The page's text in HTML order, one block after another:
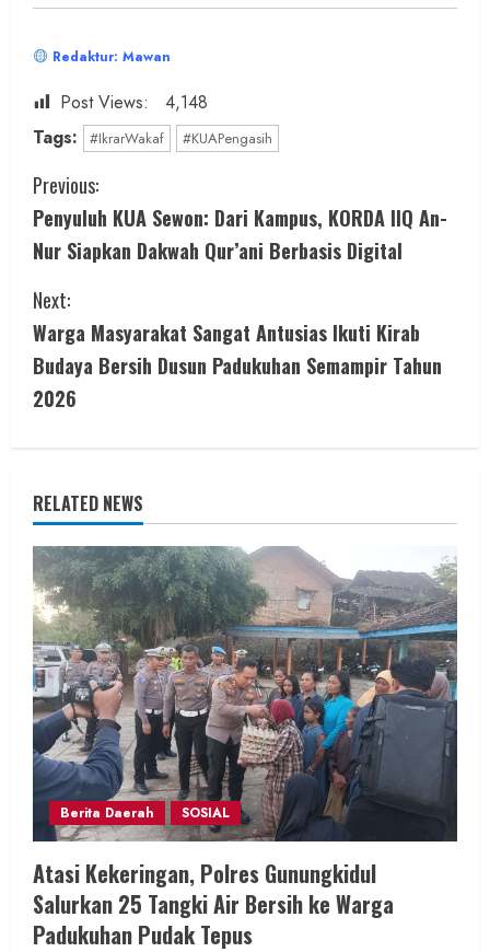
Redaktur: Mawan
Post Views:
4,148
Tags:
#IkrarWakaf #KUAPengasih
C
o
n
t
i
n
e
R
e
a
d
i
n
g
Previous:
Penyuluh KUA Sewon: Dari Kampus, KORDA IIQ An-
Nur Siapkan Dakwah Qur’ani Berbasis Digital
Next:
Warga Masyarakat Sangat Antusias Ikuti Kirab
Budaya Bersih Dusun Padukuhan Semampir Tahun
2026
RELATED NEWS
Berita Daerah SOSIAL
Atasi Kekeringan, Polres Gunungkidul
Salurkan 25 Tangki Air Bersih ke Warga
Padukuhan Pudak Tepus